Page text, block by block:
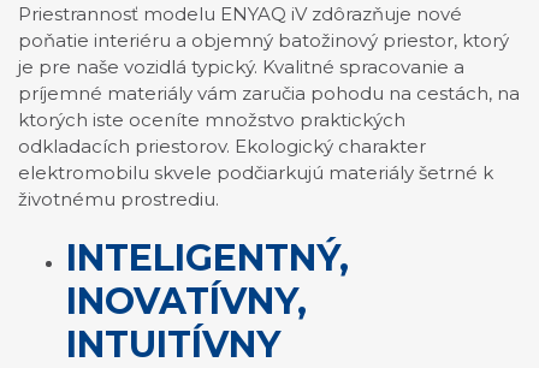
Priestrannosť modelu ENYAQ iV zdôrazňuje nové
poňatie interiéru a objemný batožinový priestor, ktorý
je pre naše vozidlá typický. Kvalitné spracovanie a
príjemné materiály vám zaručia pohodu na cestách, na
ktorých iste oceníte množstvo praktických
odkladacích priestorov. Ekologický charakter
elektromobilu skvele podčiarkujú materiály šetrné k
životnému prostrediu.
INTELIGENTNÝ,
INOVATÍVNY,
INTUITÍVNY